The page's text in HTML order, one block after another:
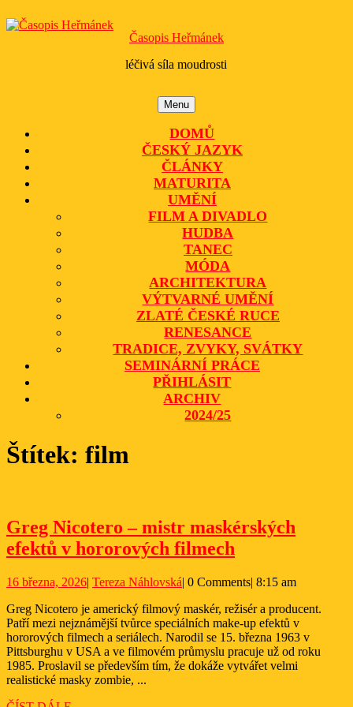
to
Časopis Heřmánek
léčivá síla moudrosti
MenuMenu
DOMŮ
ČESKÝ JAZYK
ČLÁNKY
MATURITA
UMĚNÍ
FILM A DIVADLO
HUDBA
TANEC
MÓDA
ARCHITEKTURA
VÝTVARNÉ UMĚNÍ
ZLATÉ ČESKÉ RUCE
RENESANCE
TRADICE, ZVYKY, SVÁTKY
SEMINÁRNÍ PRÁCE
PŘIHLÁSIT
ARCHIV
2024/25
Štítek: film
Greg Nicotero – mistr maskérských
efektů v hororových filmech
–
mistr
maskérských
efektů
v
16 března, 202616
2026
| Tereza NáhlovskáTereza
| 0 Comments| 8:15 am
Greg Nicotero je americký filmový maskér, režisér a producent.
Patří mezi nejznámější tvůrce speciálních make-up efektů v
hororových filmech a seriálech. Narodil se 15. března 1963 v
Pittsburghu v USA a ve filmovém průmyslu pracuje už od roku
1985. Proslavil se především tím, že dokáže vytvářet velmi
realistické masky zombie, ...